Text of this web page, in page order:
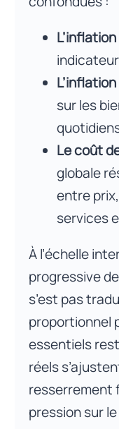
sur les
Le coût
globale
entre
services
À l’échelle
progressive
s’est pas
proportionnel
essentiels
réels
resserrement
pression sur